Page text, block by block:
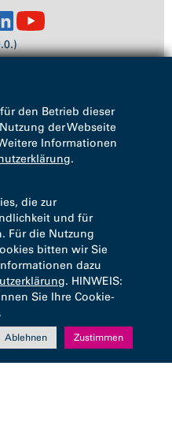
den Betrieb dieser
der Webseite
Informationen
.
die zur
und für
Für die Nutzung
bitten wir Sie
dazu
. HINWEIS:
Sie Ihre Cookie-
Zustimmen
Ablehnen